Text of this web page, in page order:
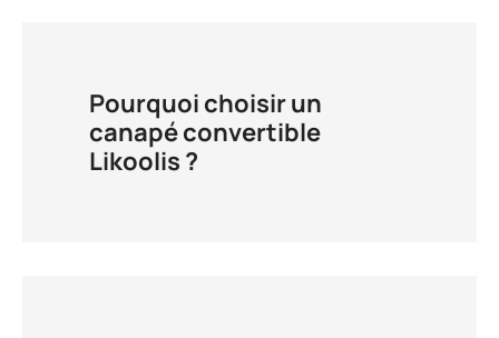
Pourquoi choisir un
canapé convertible
Likoolis ?